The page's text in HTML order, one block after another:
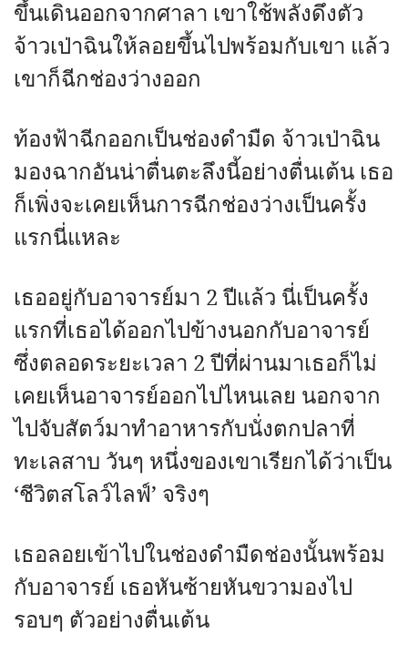
ขึ้นเดินออกจากศาลา เขาใช้พลังดึงตัว
จ้าวเป่าฉินให้ลอยขึ้นไปพร้อมกับเขา แล้ว
เขาก็ฉีกช่องว่างออก
ท้องฟ้าฉีกออกเป็นช่องดำมืด จ้าวเป่าฉิน
มองฉากอันน่าตื่นตะลึงนี้อย่างตื่นเต้น เธอ
ก็เพิ่งจะเคยเห็นการฉีกช่องว่างเป็นครั้ง
แรกนี่แหละ
เธออยู่กับอาจารย์มา 2 ปีแล้ว นี่เป็นครั้ง
แรกที่เธอได้ออกไปข้างนอกกับอาจารย์
ซึ่งตลอดระยะเวลา 2 ปีที่ผ่านมาเธอก็ไม่
เคยเห็นอาจารย์ออกไปไหนเลย นอกจาก
ไปจับสัตว์มาทำอาหารกับนั่งตกปลาที่
ทะเลสาบ วันๆ หนึ่งของเขาเรียกได้ว่าเป็น
‘ชีวิตสโลว์ไลฟ์’ จริงๆ
เธอลอยเข้าไปในช่องดำมืดช่องนั้นพร้อม
กับอาจารย์ เธอหันซ้ายหันขวามองไป
รอบๆ ตัวอย่างตื่นเต้น